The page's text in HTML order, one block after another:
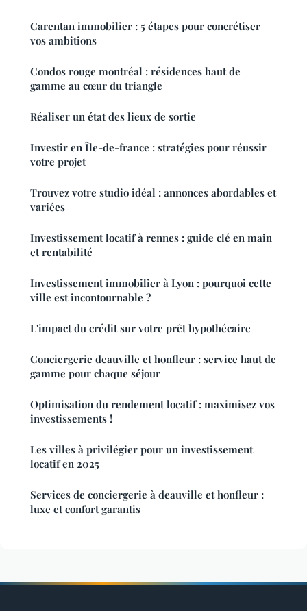
Carentan immobilier : 5 étapes pour concrétiser
vos ambitions
Condos rouge montréal : résidences haut de
gamme au cœur du triangle
Réaliser un état des lieux de sortie
Investir en Île-de-france : stratégies pour réussir
votre projet
Trouvez votre studio idéal : annonces abordables et
variées
Investissement locatif à rennes : guide clé en main
et rentabilité
Investissement immobilier à Lyon : pourquoi cette
ville est incontournable ?
L'impact du crédit sur votre prêt hypothécaire
Conciergerie deauville et honfleur : service haut de
gamme pour chaque séjour
Optimisation du rendement locatif : maximisez vos
investissements !
Les villes à privilégier pour un investissement
locatif en 2025
Services de conciergerie à deauville et honfleur :
luxe et confort garantis